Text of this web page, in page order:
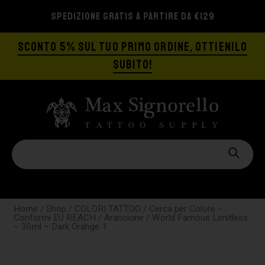
SPEDIZIONE GRATIS A PARTIRE DA €129
SCONTO 5% SUL TUO PRIMO ORDINE, OTTIENILO
SUBITO!
Home / Shop / COLORI TATTOO / Cerca per Colore -
Conformi EU REACH / Arancione / World Famous Limitless
– 30ml – Dark Orange 1